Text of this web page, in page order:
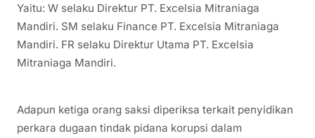
Yaitu: W selaku Direktur PT. Excelsia Mitraniaga
Mandiri. SM selaku Finance PT. Excelsia Mitraniaga
Mandiri. FR selaku Direktur Utama PT. Excelsia
Mitraniaga Mandiri.
Adapun ketiga orang saksi diperiksa terkait penyidikan
perkara dugaan tindak pidana korupsi dalam